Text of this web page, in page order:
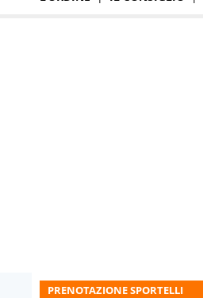
PRENOTAZIONE SPORTELLI